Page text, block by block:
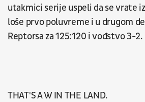
utakmici serije uspeli da se vrate
loše prvo poluvreme i u drugom
Reptorsa za 125:120 i vođstvo 3-2.
THAT'S A W IN THE LAND.